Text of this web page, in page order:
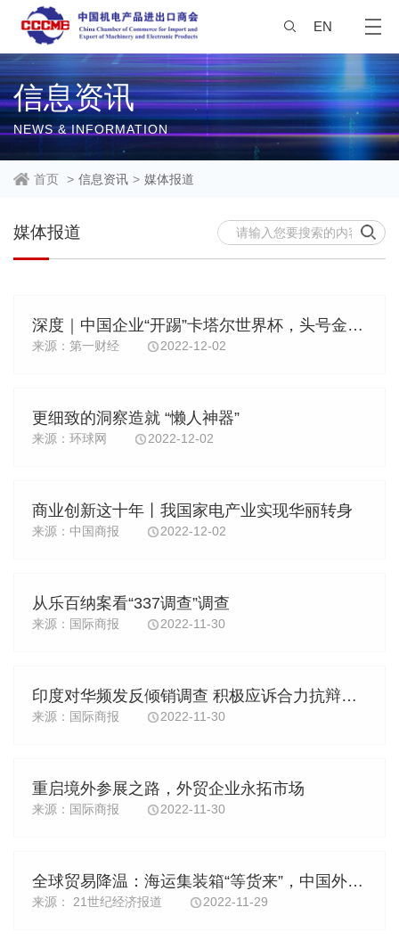
EN
信息资讯
NEWS & INFORMATION
首页 > 信息资讯 > 媒体报道
媒体报道
深度｜中国企业“开踢”卡塔尔世界杯，头号金主“中国造”
来源：第一财经 2022-12-02
更细致的洞察造就 “懒人神器”
来源：环球网 2022-12-02
商业创新这十年丨我国家电产业实现华丽转身
来源：中国商报 2022-12-02
从乐百纳案看“337调查”调查
来源：国际商报 2022-11-30
印度对华频发反倾销调查 积极应诉合力抗辩方是应对之道
来源：国际商报 2022-11-30
重启境外参展之路，外贸企业永拓市场
来源：国际商报 2022-11-30
全球贸易降温：海运集装箱“等货来”，中国外贸企业“危中寻机”
来源： 21世纪经济报道 2022-11-29